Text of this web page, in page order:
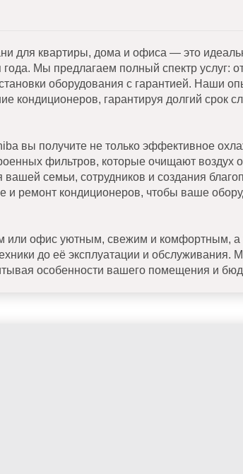
для квартиры, дома и офиса — это
Мы предлагаем полный спектр услуг:
оборудования с гарантией. Наши
кондиционеров, гарантируя долгий срок
вы получите не только эффективное
фильтров, которые очищают воздух
семьи, сотрудников и создания
и ремонт кондиционеров, чтобы ваше
или офис уютным, свежим и комфортным, а
до её эксплуатации и обслуживания.
особенности вашего помещения и